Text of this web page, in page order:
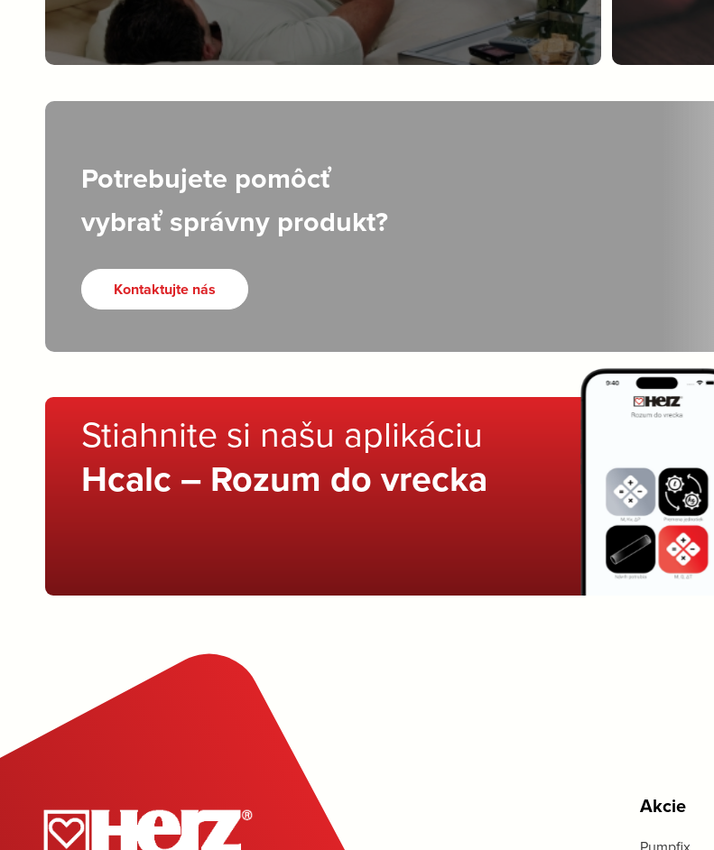
Potrebujete pomôcť
vybrať správny produkt?
Kontaktujte nás
Stiahnite si našu aplikáciu
Hcalc – Rozum do vrecka
Akcie